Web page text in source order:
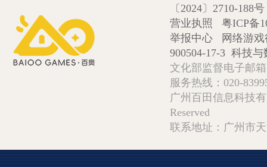
〔2024〕2710-188号
营业执照
粤ICP备
举报中心
网络游
900504-17-3 科技与
文化部监督电子邮
服务热线：020-
广州百田信息科技
Reserved
联系地址：广州市